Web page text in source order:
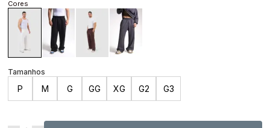
P M G GG XG G2 G3